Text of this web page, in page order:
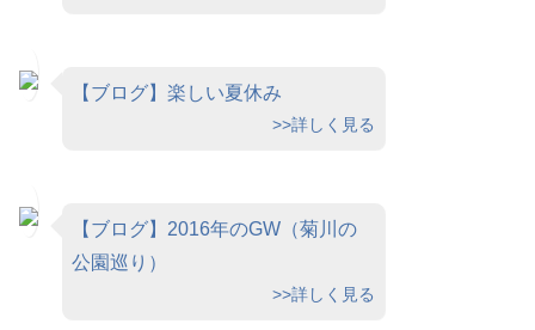
【ブログ】楽しい夏休み
>>詳しく見る
【ブログ】2016年のGW（菊川の
公園巡り）
>>詳しく見る